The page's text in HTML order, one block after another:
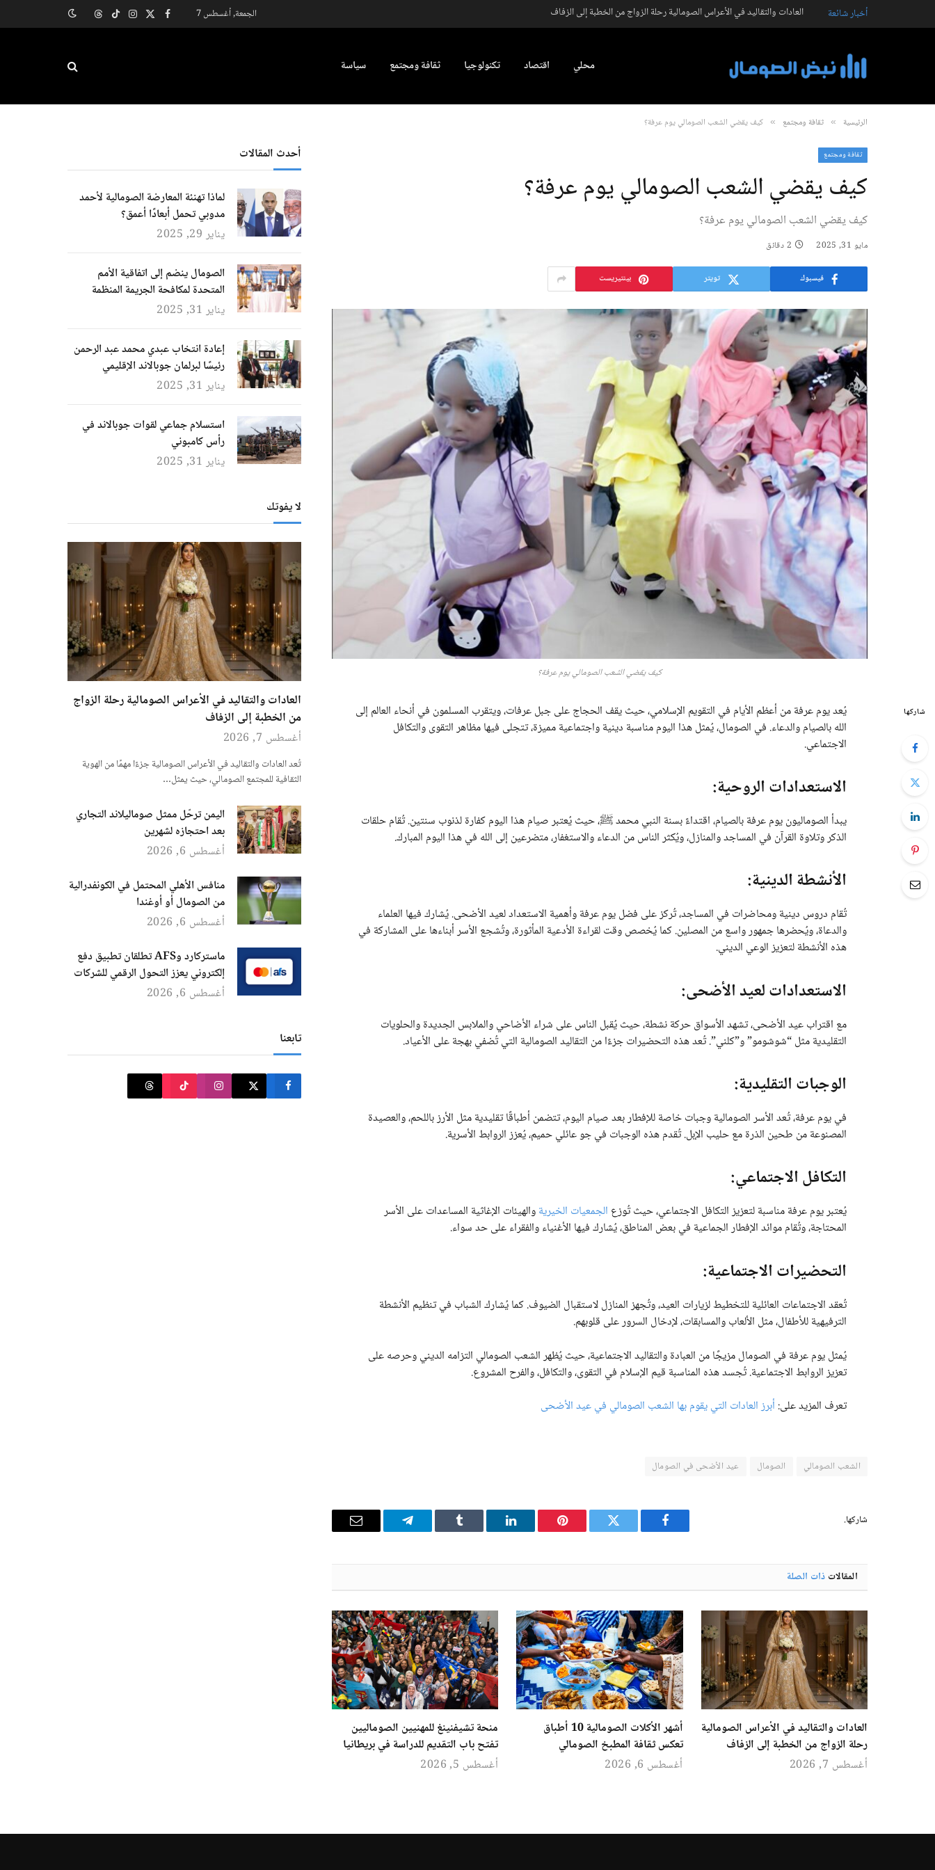
أخبار شائعة العادات والتقاليد في الأعراس الصومالية رحلة الزواج من الخطبة إلى الزفاف الجمعة, أغسطس 7 فيسبوك
X
الانستغرام
تيكتوكThreads
محلي اقتصاد تكنولوجيا ثقافة ومجتمع سياسة
الرئيسية » ثقافة ومجتمع » كيف يقضي الشعب الصومالي يوم عرفة؟
ثقافة ومجتمع
كيف يقضي الشعب الصومالي يوم عرفة؟
كيف يقضي الشعب الصومالي يوم عرفة؟
مايو 31, 2025 2 دقائق
فيسبوك تويتر بينتيريست
كيف يقضي الشعب الصومالي يوم عرفة؟
شاركها
يُعد يوم عرفة من أعظم الأيام في التقويم الإسلامي، حيث يقف الحجاج على جبل عرفات، ويتقرب المسلمون في أنحاء العالم إلى
الله بالصيام والدعاء. في الصومال، يُمثل هذا اليوم مناسبة دينية واجتماعية مميزة، تتجلى فيها مظاهر التقوى والتكافل
الاجتماعي.
الاستعدادات الروحية:
يبدأ الصوماليون يوم عرفة بالصيام، اقتداءً بسنة النبي محمد ﷺ، حيث يُعتبر صيام هذا اليوم كفارة لذنوب سنتين. تُقام حلقات
الذكر وتلاوة القرآن في المساجد والمنازل، ويُكثر الناس من الدعاء والاستغفار، متضرعين إلى الله في هذا اليوم المبارك.
الأنشطة الدينية:
تُقام دروس دينية ومحاضرات في المساجد، تُركز على فضل يوم عرفة وأهمية الاستعداد لعيد الأضحى. يُشارك فيها العلماء
والدعاة، ويُحضرها جمهور واسع من المصلين. كما يُخصص وقت لقراءة الأدعية المأثورة، وتُشجع الأسر أبناءها على المشاركة في
هذه الأنشطة لتعزيز الوعي الديني.
الاستعدادات لعيد الأضحى:
مع اقتراب عيد الأضحى، تشهد الأسواق حركة نشطة، حيث يُقبل الناس على شراء الأضاحي والملابس الجديدة والحلويات
التقليدية مثل “شوشومو” و”كلني”. تُعد هذه التحضيرات جزءًا من التقاليد الصومالية التي تُضفي بهجة على الأعياد.
الوجبات التقليدية:
في يوم عرفة، تُعد الأسر الصومالية وجبات خاصة للإفطار بعد صيام اليوم، تتضمن أطباقًا تقليدية مثل الأرز باللحم، والعصيدة
المصنوعة من طحين الذرة مع حليب الإبل. تُقدم هذه الوجبات في جو عائلي حميم، يُعزز الروابط الأسرية.
التكافل الاجتماعي:
يُعتبر يوم عرفة مناسبة لتعزيز التكافل الاجتماعي، حيث تُوزع الجمعيات الخيريةوالهيئات الإغاثية المساعدات على الأسر
المحتاجة، وتُقام موائد الإفطار الجماعية في بعض المناطق، يُشارك فيها الأغنياء والفقراء على حد سواء.
التحضيرات الاجتماعية:
تُعقد الاجتماعات العائلية للتخطيط لزيارات العيد، وتُجهز المنازل لاستقبال الضيوف. كما يُشارك الشباب في تنظيم الأنشطة
الترفيهية للأطفال، مثل الألعاب والمسابقات، لإدخال السرور على قلوبهم.
يُمثل يوم عرفة في الصومال مزيجًا من العبادة والتقاليد الاجتماعية، حيث يُظهر الشعب الصومالي التزامه الديني وحرصه على
تعزيز الروابط الاجتماعية. تُجسد هذه المناسبة قيم الإسلام في التقوى، والتكافل، والفرح المشروع.
تعرف المزيد على: أبرز العادات التي يقوم بها الشعب الصومالي في عيد الأضحى
الشعب الصومالي الصومال عيد الأضحى في الصومال
شاركها.
فيسبوك تويتر بينتيريستلينكدإن Tumblr تيلقرام
البريد
المقالات ذات الصلة
العادات والتقاليد في الأعراس الصومالية
رحلة الزواج من الخطبة إلى الزفاف
أغسطس 7, 2026
أشهر الأكلات الصومالية 10 أطباق
تعكس ثقافة المطبخ الصومالي
أغسطس 6, 2026
منحة تشيفنينغ للمهنيين الصوماليين
تفتح باب التقديم للدراسة في بريطانيا
أغسطس 5, 2026
أحدث المقالات
لماذا تهنئة المعارضة الصومالية لأحمد
مدوبي تحمل أبعادًا أعمق؟
يناير 29, 2025
الصومال ينضم إلى اتفاقية الأمم
المتحدة لمكافحة الجريمة المنظمة
يناير 31, 2025
إعادة انتخاب عبدي محمد عبد الرحمن
رئيسًا لبرلمان جوبالاند الإقليمي
يناير 31, 2025
استسلام جماعي لقوات جوبالاند في
رأس كامبوني
يناير 31, 2025
لا يفوتك
العادات والتقاليد في الأعراس الصومالية رحلة الزواج
من الخطبة إلى الزفاف
أغسطس 7, 2026
تُعد العادات والتقاليد في الأعراس الصومالية جزءًا مهمًا من الهوية
الثقافية للمجتمع الصومالي، حيث يمثل…
اليمن ترحّل ممثل صوماليلاند التجاري
بعد احتجازه لشهرين
أغسطس 6, 2026
منافس الأهلي المحتمل في الكونفدرالية
من الصومال أو أوغندا
أغسطس 6, 2026
ماستركارد وAFS تطلقان تطبيق دفع
إلكتروني يعزز التحول الرقمي للشركات
أغسطس 6, 2026
تابعنا